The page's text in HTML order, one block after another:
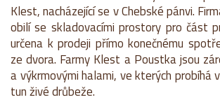
Klest, nacházející se v Chebské pánvi.
obilí se skladovacími prostory pro část
určena k prodeji přímo konečnému
ze dvora. Farmy Klest a Poustka jsou
a výkrmovými halami, ve kterých probíhá
tun živé drůbeže.